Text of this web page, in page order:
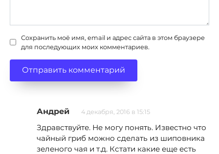
Сохранить моё имя, email и адрес сайта в этом браузере
для последующих моих комментариев.
Андрей 4 декабря, 2016 в 15:15
Здравствуйте. Не могу понять. Известно что
чайный гриб можно сделать из шиповника
зеленого чая и т.д. Кстати какие еще есть